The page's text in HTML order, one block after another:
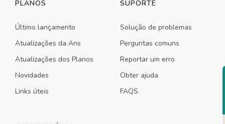
PLANOS
Último lançamento
Atualizações da Ans
Atualizações dos Planos
Novidades
Links úteis
SUPORTE
Solução de problemas
Perguntas comuns
Reportar um erro
Obter ajuda
FAQS